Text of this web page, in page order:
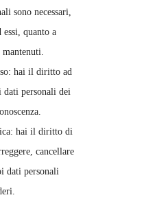
sono necessari,
essi, quanto a
hai il diritto ad
dati personali dei
hai il diritto di
cancellare
dati personali